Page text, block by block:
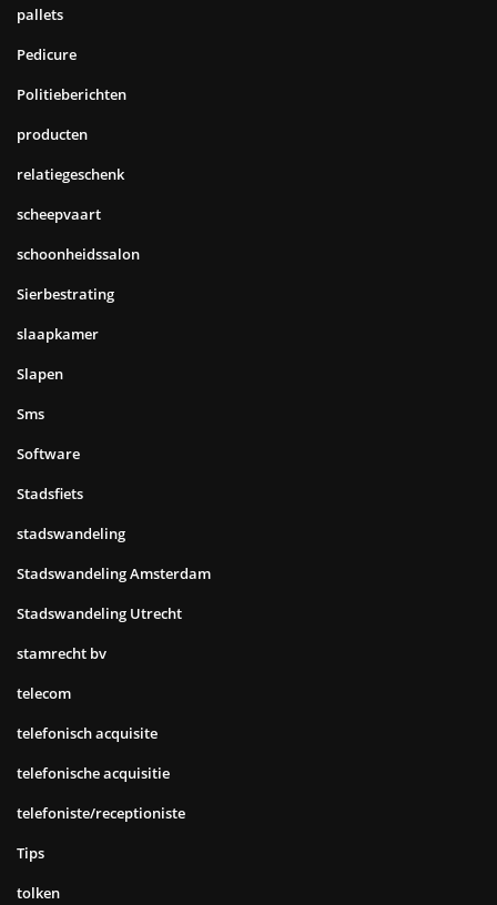
pallets
Pedicure
Politieberichten
producten
relatiegeschenk
scheepvaart
schoonheidssalon
Sierbestrating
slaapkamer
Slapen
Sms
Software
Stadsfiets
stadswandeling
Stadswandeling Amsterdam
Stadswandeling Utrecht
stamrecht bv
telecom
telefonisch acquisite
telefonische acquisitie
telefoniste/receptioniste
Tips
tolken